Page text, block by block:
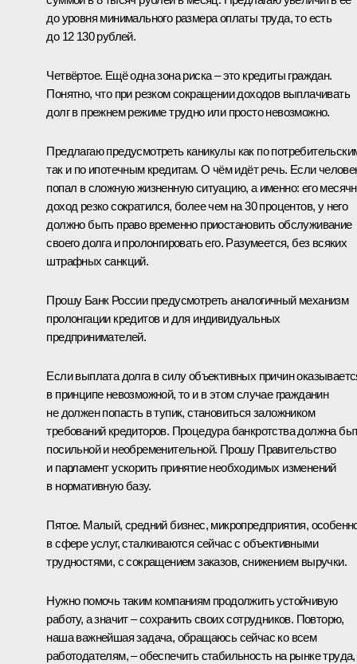
до уровня минимального размера оплаты труда, то есть
до 12 130 рублей.
Четвёртое. Ещё одна зона риска – это кредиты граждан.
Понятно, что при резком сокращении доходов выплачивать
долг в прежнем режиме трудно или просто невозможно.
Предлагаю предусмотреть каникулы как по
так и по ипотечным кредитам. О чём идёт речь. Если
попал в сложную жизненную ситуацию, а именно: его
доход резко сократился, более чем на 30 процентов, у него
должно быть право временно приостановить обслуживание
своего долга и пролонгировать его. Разумеется, без всяких
штрафных санкций.
Прошу Банк России предусмотреть аналогичный механизм
пролонгации кредитов и для индивидуальных
предпринимателей.
Если выплата долга в силу объективных причин
в принципе невозможной, то и в этом случае гражданин
не должен попасть в тупик, становиться заложником
требований кредиторов. Процедура банкротства должна
посильной и необременительной. Прошу Правительство
и парламент ускорить принятие необходимых изменений
в нормативную базу.
Пятое. Малый, средний бизнес, микропредприятия,
в сфере услуг, сталкиваются сейчас с объективными
трудностями, с сокращением заказов, снижением выручки.
Нужно помочь таким компаниям продолжить устойчивую
работу, а значит – сохранить своих сотрудников. Повторю,
наша важнейшая задача, обращаюсь сейчас ко всем
работодателям, – обеспечить стабильность на рынке труда,